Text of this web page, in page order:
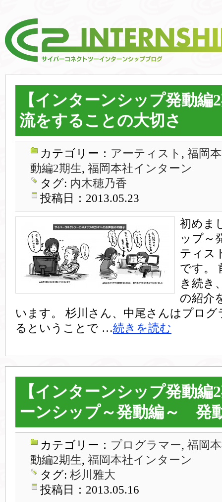
【インターンシップ発動編
流をすることの大切さ
カテゴリー： アーティスト , 福岡
動編2期生, 福岡本社インターン
タグ: 内木穂乃香
投稿日：2013.05.23
初めま
ップ～
ティス
です。
き続き
の紹介
います。 杉川さん、中尾さんはプロ
るということで …続きを読む
【インターンシップ発動編
ーンシップ～発動編～ 発
カテゴリー： プログラマー, 福岡
動編2期生, 福岡本社インターン
タグ: 杉川雅大
投稿日：2013.05.16